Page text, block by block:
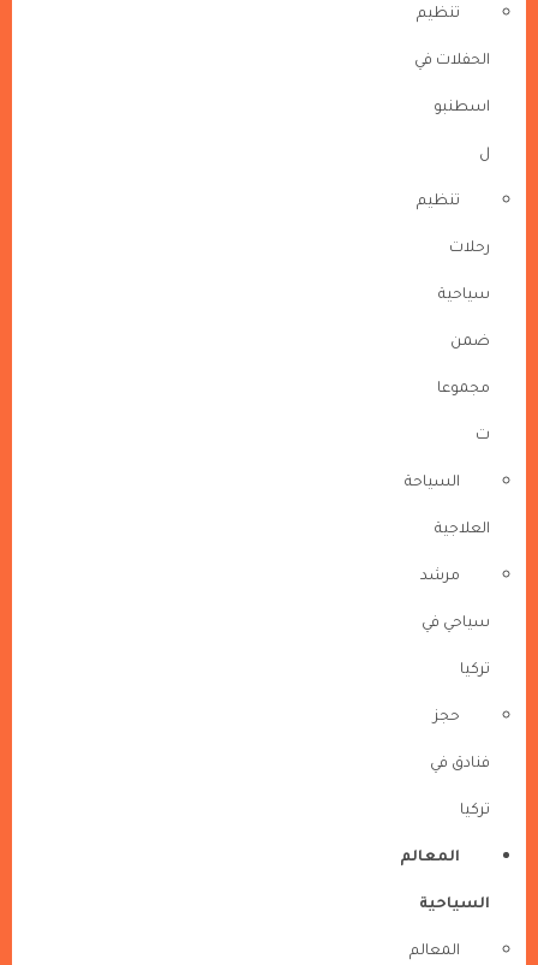
تنظيم
الحفلات في
اسطنبو
ل
تنظيم
رحلات
سياحية
ضمن
مجموعا
ت
السياحة
العلاجية
مرشد
سياحي في
تركيا
حجز
فنادق في
تركيا
المعالم
السياحية
المعالم